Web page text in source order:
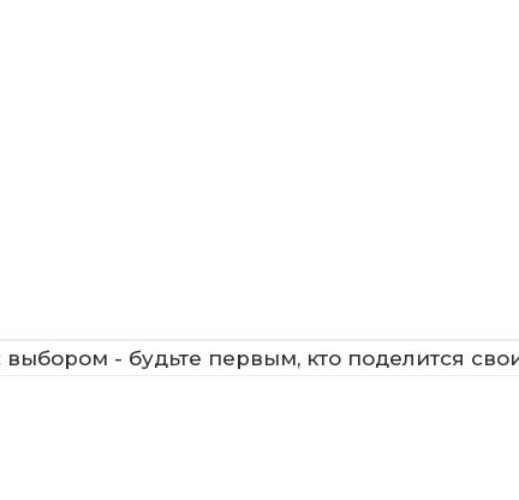
- будьте первым, кто поделится